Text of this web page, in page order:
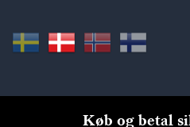
Køb og betal